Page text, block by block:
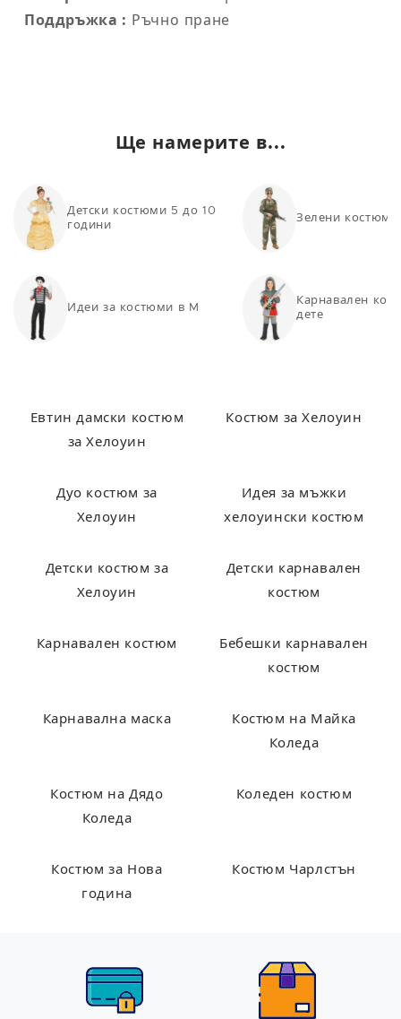
Поддръжка :
Ръчно пране
Ще намерите в...
Детски костюми 5 до 10
години
Зелени костюми
Идеи за костюми в M
Карнавален
дете
Евтин дамски костюм
за Хелоуин
Костюм за Хелоуин
Дуо костюм за
Хелоуин
Идея за мъжки
хелоуински костюм
Детски костюм за
Хелоуин
Детски карнавален
костюм
Карнавален костюм
Бебешки карнавален
костюм
Карнавална маска
Костюм на Майка
Коледа
Костюм на Дядо
Коледа
Коледен костюм
Костюм за Нова
година
Костюм Чарлстън